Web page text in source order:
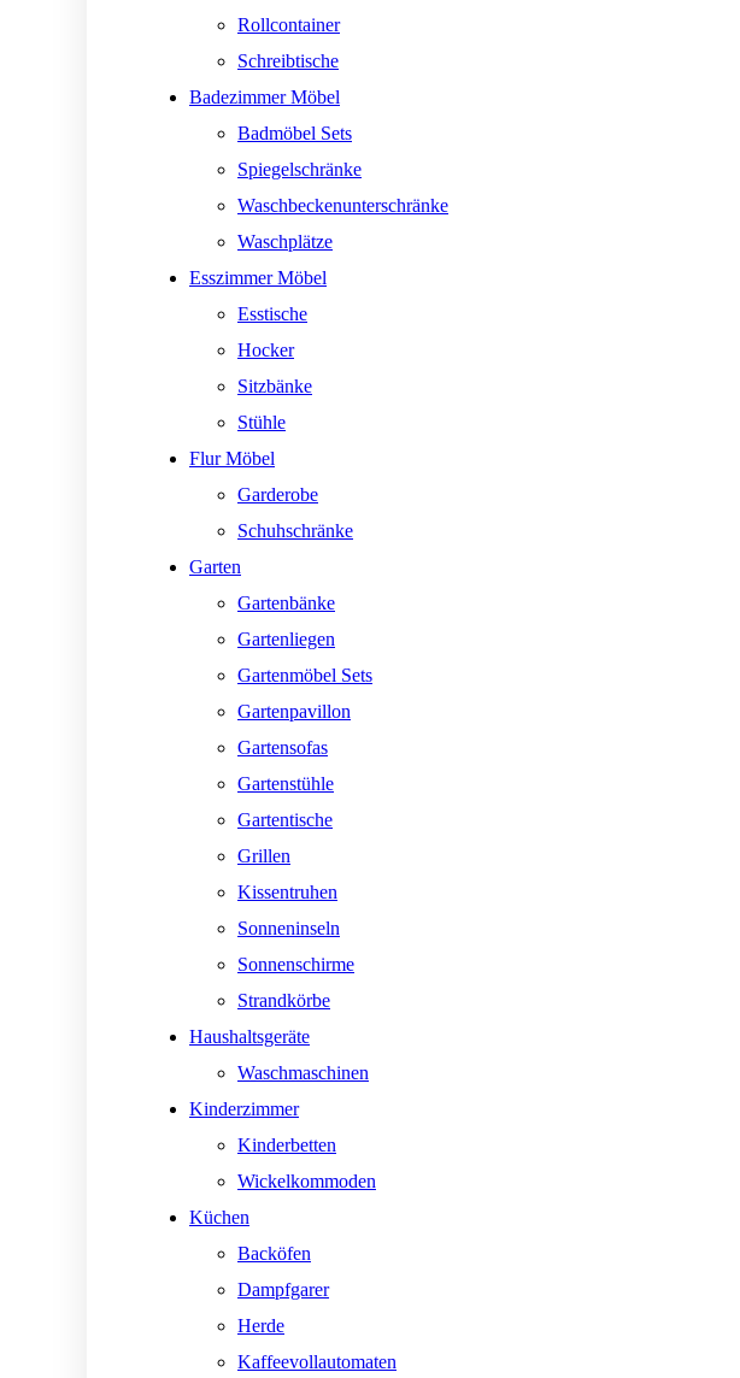
Rollcontainer
Schreibtische
Badezimmer Möbel
Badmöbel Sets
Spiegelschränke
Waschbeckenunterschränke
Waschplätze
Esszimmer Möbel
Esstische
Hocker
Sitzbänke
Stühle
Flur Möbel
Garderobe
Schuhschränke
Garten
Gartenbänke
Gartenliegen
Gartenmöbel Sets
Gartenpavillon
Gartensofas
Gartenstühle
Gartentische
Grillen
Kissentruhen
Sonneninseln
Sonnenschirme
Strandkörbe
Haushaltsgeräte
Waschmaschinen
Kinderzimmer
Kinderbetten
Wickelkommoden
Küchen
Backöfen
Dampfgarer
Herde
Kaffeevollautomaten